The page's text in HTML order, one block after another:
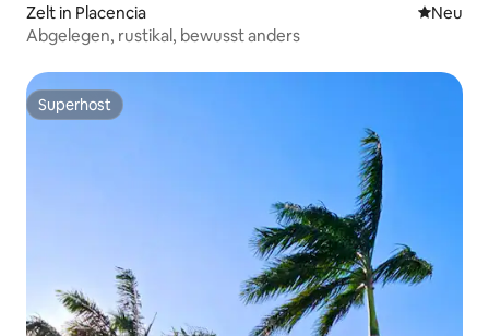
Zelt in Placencia Neue
Neu
Abgelegen, rustikal, bewusst anders
Superhost
Superhost